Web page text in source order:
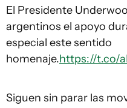
El Presidente
argentinos el apoyo
especial este sentido
homenaje.https://t.co/
Siguen sin parar las